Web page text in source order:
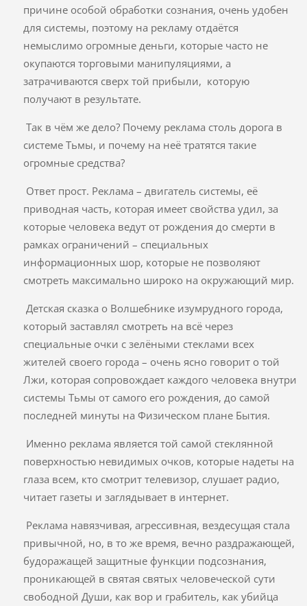
причине особой обработки сознания, очень удобен
для системы, поэтому на рекламу отдаётся
немыслимо огромные деньги, которые часто не
окупаются торговыми манипуляциями, а
затрачиваются сверх той прибыли, которую
получают в результате.
Так в чём же дело? Почему реклама столь дорога в
системе Тьмы, и почему на неё тратятся такие
огромные средства?
Ответ прост. Реклама – двигатель системы, её
приводная часть, которая имеет свойства удил, за
которые человека ведут от рождения до смерти в
рамках ограничений – специальных
информационных шор, которые не позволяют
смотреть максимально широко на окружающий мир.
Детская сказка о Волшебнике изумрудного города,
который заставлял смотреть на всё через
специальные очки с зелёными стеклами всех
жителей своего города – очень ясно говорит о той
Лжи, которая сопровождает каждого человека внутри
системы Тьмы от самого его рождения, до самой
последней минуты на Физическом плане Бытия.
Именно реклама является той самой стеклянной
поверхностью невидимых очков, которые надеты на
глаза всем, кто смотрит телевизор, слушает радио,
читает газеты и заглядывает в интернет.
Реклама навязчивая, агрессивная, вездесущая стала
привычной, но, в то же время, вечно раздражающей,
будоражащей защитные функции подсознания,
проникающей в святая святых человеческой сути
свободной Души, как вор и грабитель, как убийца